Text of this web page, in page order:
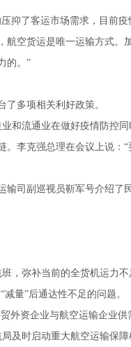
抑了客运市场需求，目前
空货运是唯一运输方式。
的。”
多项相关利好政策。
和流通业在做好疫情防控
李克强总理在会议上说：
输司副巡视员靳军号介绍了
，弥补当前的全货机运力不
量”后通达性不足的问题。
外资企业与航空运输企业供
及时启动重大航空运输保